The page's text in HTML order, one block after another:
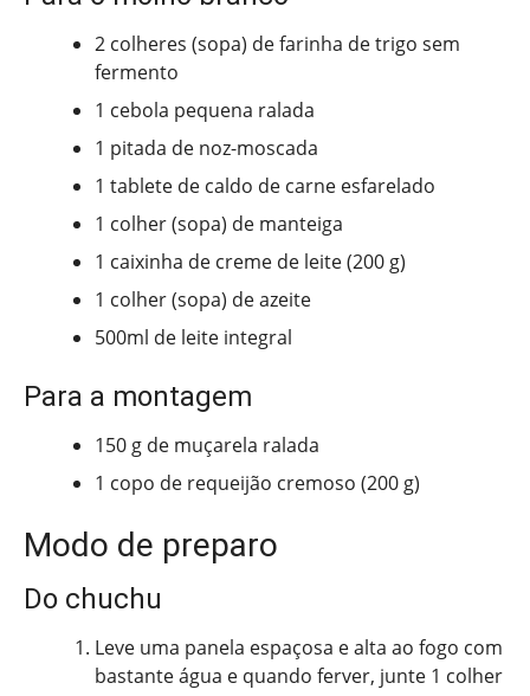
2 colheres (sopa) de farinha de trigo sem
fermento
1 cebola pequena ralada
1 pitada de noz-moscada
1 tablete de caldo de carne esfarelado
1 colher (sopa) de manteiga
1 caixinha de creme de leite (200 g)
1 colher (sopa) de azeite
500ml de leite integral
Para a montagem
150 g de muçarela ralada
1 copo de requeijão cremoso (200 g)
Modo de preparo
Do chuchu
Leve uma panela espaçosa e alta ao fogo com
bastante água e quando ferver, junte 1 colher